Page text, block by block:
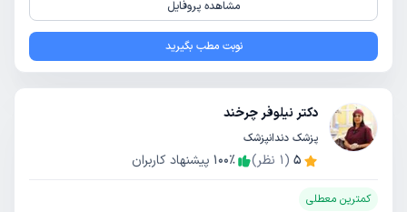
مشاهده پروفایل
نوبت مطب بگیرید
دکتر نیلوفر چرخند
پزشک دندانپزشک
5
(
1 نظر) 100٪ پیشنهاد کاربران
کمترین معطلی